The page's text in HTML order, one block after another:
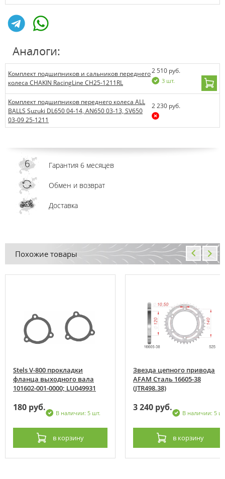
Аналоги:
Комплект подшипников и сальников переднего
колеса CHAKIN RacingLine CH25-1211RL
2 510 руб.
3 шт.
Комплект подшипников переднего колеса ALL
BALLS Suzuki DL650 04-14, AN650 03-13, SV650
03-09 25-1211
2 230 руб.
Гарантия 6 месяцев
Обмен и возврат
Доставка
Похожие товары
Stels V-800 прокладки
фланца выходного вала
101602-001-0000; LU049931
180 руб.
В наличии: 5 шт.
в корзину
Звезда цепного привода
AFAM Сталь 16605-38
(JTR498.38)
3 240 руб.
В наличии: 5
в корзину